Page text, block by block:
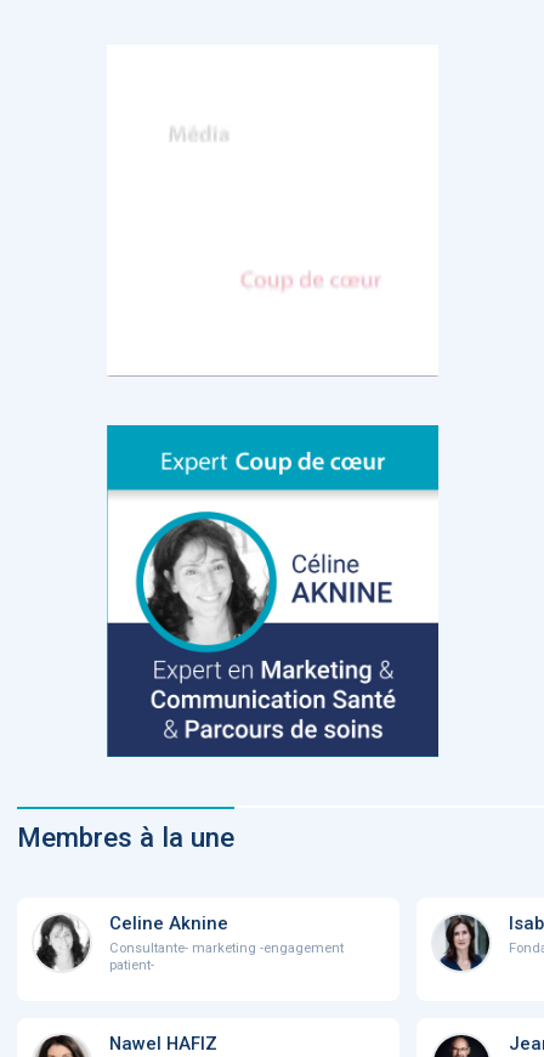
Membres à la une
Celine Aknine
Consultante- marketing -engagement
patient-
Nawel HAFIZ